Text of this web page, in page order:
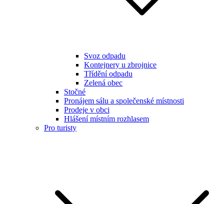
Svoz odpadu
Kontejnery u zbrojnice
Třídění odpadu
Zelená obec
Stočné
Pronájem sálu a společenské místnosti
Prodeje v obci
Hlášení místním rozhlasem
Pro turisty